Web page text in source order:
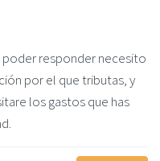
responder necesito
por el que tributas, y
los gastos que has